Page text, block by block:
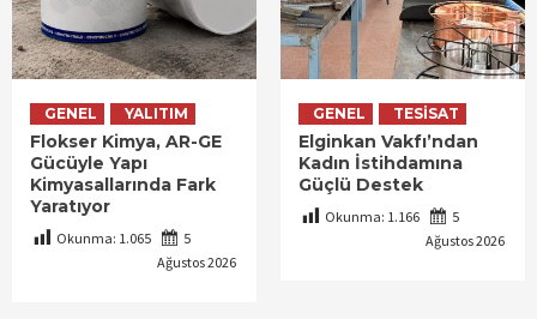
GENEL YALITIM
Flokser Kimya, AR-GE
Gücüyle Yapı
Kimyasallarında Fark
Yaratıyor
Okunma: 1.065
5
Ağustos 2026
GENEL TESISAT
Elginkan Vakfı’ndan
Kadın İstihdamına
Güçlü Destek
Okunma: 1.166
5
Ağustos 2026